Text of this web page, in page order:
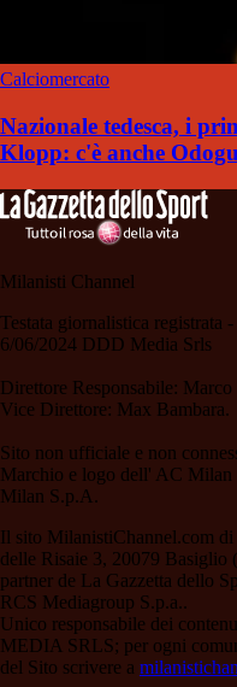
Calciomercato
Nazionale tedesca, i
Klopp: c'è anche Odogu
Milanisti Channel
Testata giornalistica
6/06/2024 DDD Media Srls
Direttore Responsabile: Marco
Vice Direttore: Max Bambara.
Sito non ufficiale e non
Marchio e logo dell' AC Milan
Milan S.p.A.
Il sito MilanistiChannel.com
delle Risaie 3, 20079 Basiglio
partner de La Gazzetta dello
RCS Mediagroup S.p.a..
Unico responsabile dei
MEDIA SRLS; per ogni
del Sito scrivere a